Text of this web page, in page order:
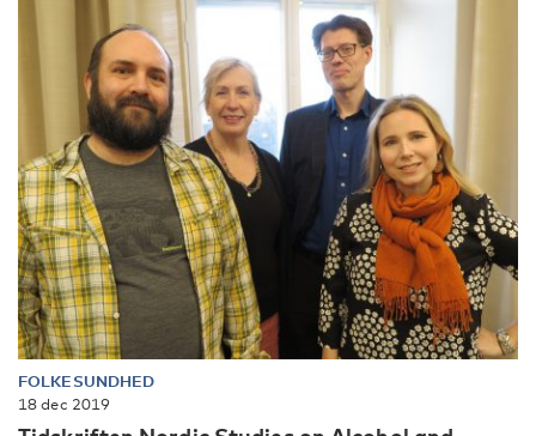
FOLKESUNDHED
18 dec 2019